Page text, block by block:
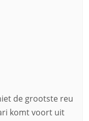
de grootste reu
komt voort uit